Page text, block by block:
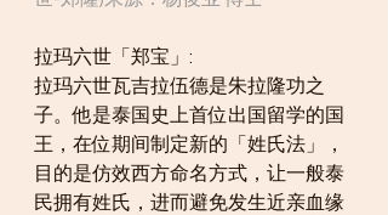
拉玛六世「郑宝」:
拉玛六世瓦吉拉伍德是朱拉隆功之
子。他是泰国史上首位出国留学的国
王，在位期间制定新的「姓氏法」，
目的是仿效西方命名方式，让一般泰
民拥有姓氏，进而避免发生近亲血缘